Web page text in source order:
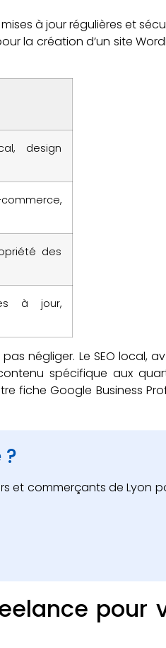
à jour régulières et
la création d’un site
design
des
à jour,
négliger. Le SEO local,
spécifique aux
fiche Google Business
et commerçants de Lyon
pour